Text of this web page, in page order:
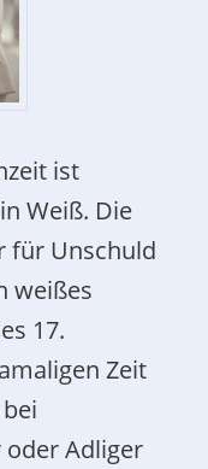
ist
Weiß. Die
für Unschuld
weißes
17.
Zeit
Adliger